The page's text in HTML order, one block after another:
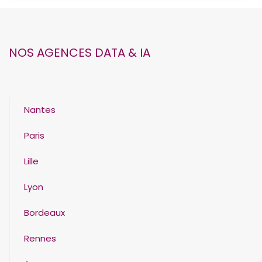
NOS AGENCES DATA & IA
Nantes
Paris
Lille
Lyon
Bordeaux
Rennes